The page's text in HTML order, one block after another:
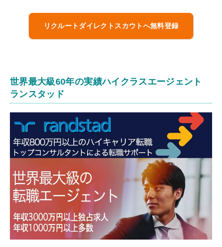
リクルートダイレクトスカウトへ無料登録
世界最大級60年の実績ハイクラスエージェント
ランスタッド